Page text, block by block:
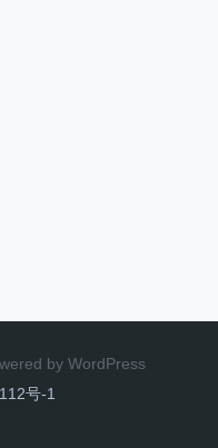
by WordPress
号-1